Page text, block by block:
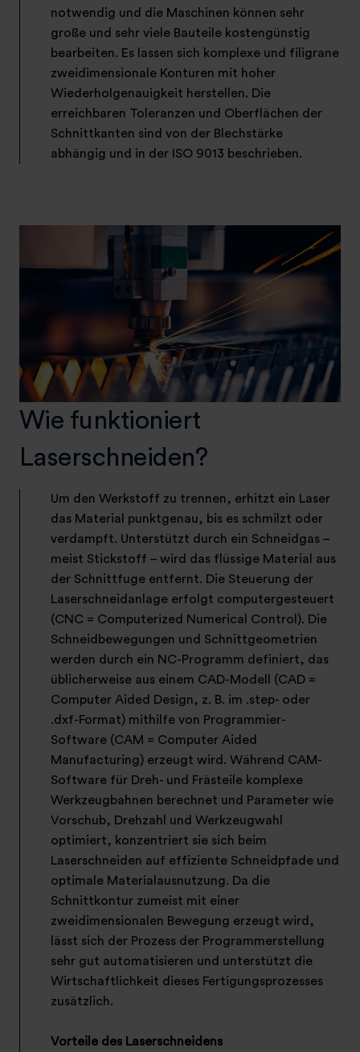
notwendig und die Maschinen können sehr
große und sehr viele Bauteile kostengünstig
bearbeiten. Es lassen sich komplexe und filigrane
zweidimensionale Konturen mit hoher
Wiederholgenauigkeit herstellen. Die
erreichbaren Toleranzen und Oberflächen der
Schnittkanten sind von der Blechstärke
abhängig und in der ISO 9013 beschrieben.
Wie funktioniert
Laserschneiden?
Um den Werkstoff zu trennen, erhitzt ein Laser
das Material punktgenau, bis es schmilzt oder
verdampft. Unterstützt durch ein Schneidgas –
meist Stickstoff – wird das flüssige Material aus
der Schnittfuge entfernt. Die Steuerung der
Laserschneidanlage erfolgt computergesteuert
(CNC = Computerized Numerical Control). Die
Schneidbewegungen und Schnittgeometrien
werden durch ein NC-Programm definiert, das
üblicherweise aus einem CAD-Modell (CAD =
Computer Aided Design, z. B. im .step- oder
.dxf-Format) mithilfe von Programmier-
Software (CAM = Computer Aided
Manufacturing) erzeugt wird. Während CAM-
Software für Dreh- und Frästeile komplexe
Werkzeugbahnen berechnet und Parameter wie
Vorschub, Drehzahl und Werkzeugwahl
optimiert, konzentriert sie sich beim
Laserschneiden auf effiziente Schneidpfade und
optimale Materialausnutzung. Da die
Schnittkontur zumeist mit einer
zweidimensionalen Bewegung erzeugt wird,
lässt sich der Prozess der Programmerstellung
sehr gut automatisieren und unterstützt die
Wirtschaftlichkeit dieses Fertigungsprozesses
zusätzlich.
Vorteile des Laserschneidens